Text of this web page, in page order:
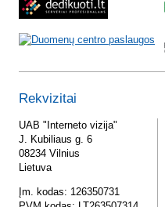
Rekvizitai
UAB "Interneto vizija"
J. Kubiliaus g. 6
08234 Vilnius
Lietuva
Įm. kodas: 126350731